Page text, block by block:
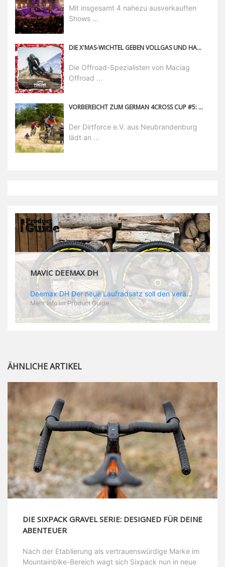
Mit insgesamt 4 nahezu ausverkauften
Shows ...
DIE X'MAS-WICHTEL GEBEN VOLLGAS UND HABEN DIESES JAHR EINIGE ÜBERRASCHUNGEN FÜR DICH
Die Offroad-Spezialisten von Maciag
Offroad ...
VORBEREICHT ZUM GERMAN 4CROSS CUP #5: NEUBRANDENBURG
Der Dirtforce e.V. aus Neubrandenburg
lädt an ...
MAVIC DEEMAX DH
Deemax DH Der neue Laufradsatz soll den veränderten Ansprüchen im Downhill Einsatz gerecht werden: die Geschwindigkeiten werden immer höher, die Kräfte, die aufs Material wirken ebenfalls. Damit steigen natürlich auch die Ansprüche der Fahrer ans Material. Das einzige, was eventuell niedriger wird, ist der Reifendruck. Somit ergibt sich der Anforderungskatalog an das Deemax-Update. Hier ist das Ergebnis: - der Laufradsatz bekam eine neue Felge mit 28 mm Innenbreite. Laut Scott Sharples ist das der beste Kompromiss aus Stabilität, Gewicht und Steifigkeit, vor allem aber passt diese Breite am besten zu den Reifen, die aktuell auf dem Markt sind und im Renneinsatz gefahren werden. Es gehe auch breite und schmaler, 28 mm hätten sich aber im Test als Optimum herausgestellt. - mit einem 4D-Fertigungsprozess wurde die Materialverteilung optimiert: Stabilität dort, wo sie erforderlich ist, Gewichtsersparnis da, wo es Sinn macht. Somit gibt Mavic eine GGewichtsersparnis von 15 % an, ohne an Stabilität einzubüßen - neue, ultraleichte „double butted“ Speichen und ein super effizienter Freilauf - Mavics bewährtes UST System für perfekte Kompatibilität mit Tubeless Reifen - Gewicht (Laufradset): 1944 g)
Mehr Info im Product Guide ...
ÄHNLICHE ARTIKEL
DIE SIXPACK GRAVEL SERIE: DESIGNED FÜR DEINE
ABENTEUER
Nach der Etablierung als vertrauenswürdige Marke im
Mountainbike-Bereich wagt sich Sixpack nun in neue